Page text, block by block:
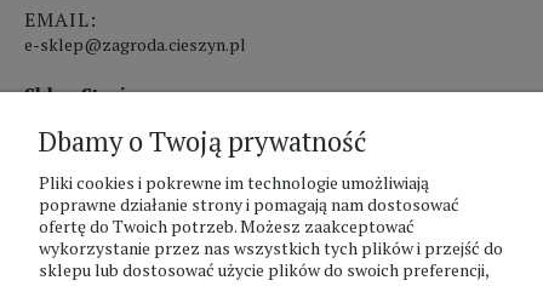
EMAIL:
e-sklep@zagroda.cieszyn.pl
Sklep Stacjonarny czynny:
pon.-pt. 8:00 - 17:00
sobota 8:00 - 13:00
PHU Zagroda A.Szlaur
ZAGRODA Centrum Ogrodnicze
Dbamy o Twoją prywatność
Pliki cookies i pokrewne im technologie umożliwiają
poprawne działanie strony i pomagają nam dostosować
ofertę do Twoich potrzeb. Możesz zaakceptować
wykorzystanie przez nas wszystkich tych plików i przejść do
sklepu lub dostosować użycie plików do swoich preferencji,